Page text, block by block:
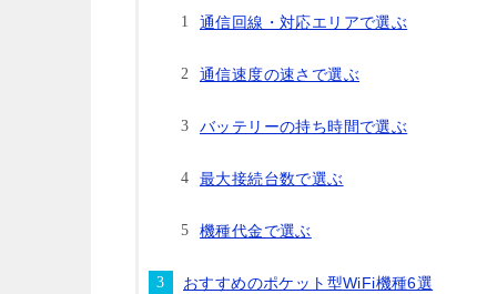
通信回線・対応エリアで選ぶ
通信速度の速さで選ぶ
バッテリーの持ち時間で選ぶ
最大接続台数で選ぶ
機種代金で選ぶ
おすすめのポケット型WiFi機種6選